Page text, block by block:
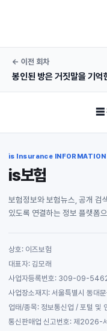
← 이전 회차
봉인된 방은 거짓말을 기억
☰
is Insurance INFORMATION
is보험
보험정보와 보험뉴스, 공개 검
있도록 연결하는 정보 플랫폼
상호: 이즈보험
대표자: 김모래
사업자등록번호: 309-09-
사업장소재지: 서울특별시 동
업태/종목: 정보통신업 / 포털 및
통신판매업 신고번호: 제2026-